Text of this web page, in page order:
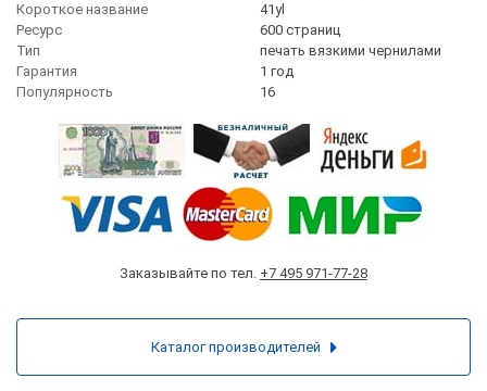
Короткое название
41yl
Ресурс
600 страниц
Тип
печать вязкими чернилами
Гарантия
1 год
Популярность
16
Заказывайте по тел. +7 495 971-77-28